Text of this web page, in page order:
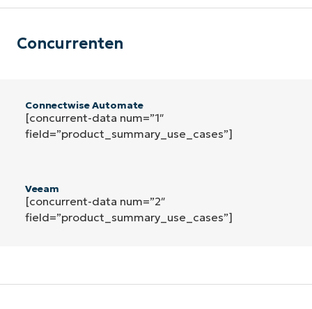
Concurrenten
Connectwise Automate
[concurrent-data num=”1″
field=”product_summary_use_cases”]
Veeam
[concurrent-data num=”2″
field=”product_summary_use_cases”]